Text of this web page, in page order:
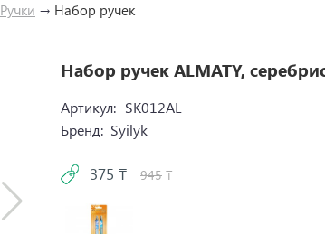
Ручки → Набор ручек
Набор ручек ALMATY,
Артикул: SK012AL
Бренд: Syilyk
375 ₸ 945 ₸